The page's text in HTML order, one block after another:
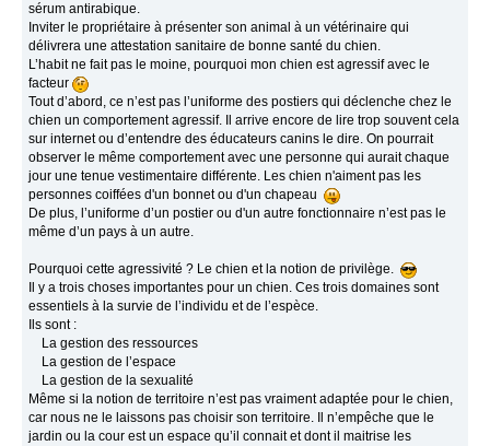
sérum antirabique.
Inviter le propriétaire à présenter son animal à un vétérinaire qui
délivrera une attestation sanitaire de bonne santé du chien.
L’habit ne fait pas le moine, pourquoi mon chien est agressif avec le
facteur
Tout d’abord, ce n’est pas l’uniforme des postiers qui déclenche chez le
chien un comportement agressif. Il arrive encore de lire trop souvent cela
sur internet ou d’entendre des éducateurs canins le dire. On pourrait
observer le même comportement avec une personne qui aurait chaque
jour une tenue vestimentaire différente. Les chien n'aiment pas les
personnes coiffées d'un bonnet ou d'un chapeau
De plus, l’uniforme d’un postier ou d'un autre fonctionnaire n’est pas le
même d’un pays à un autre.
Pourquoi cette agressivité ? Le chien et la notion de privilège.
Il y a trois choses importantes pour un chien. Ces trois domaines sont
essentiels à la survie de l’individu et de l’espèce.
Ils sont :
La gestion des ressources
La gestion de l’espace
La gestion de la sexualité
Même si la notion de territoire n’est pas vraiment adaptée pour le chien,
car nous ne le laissons pas choisir son territoire. Il n’empêche que le
jardin ou la cour est un espace qu’il connait et dont il maitrise les